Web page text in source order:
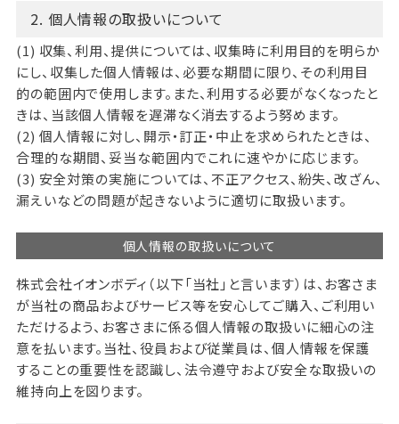
2. 個人情報の取扱いについて
(1) 収集、利用、提供については、収集時に利用目的を明らか
にし、収集した個人情報は、必要な期間に限り、その利用目
的の範囲内で使用します。また、利用する必要がなくなったと
きは、当該個人情報を遅滞なく消去するよう努めます。
(2) 個人情報に対し、開示・訂正・中止を求められたときは、
合理的な期間、妥当な範囲内でこれに速やかに応じます。
(3) 安全対策の実施については、不正アクセス、紛失、改ざん、
漏えいなどの問題が起きないように適切に取扱います。
個人情報の取扱いについて
株式会社イオンボディ（以下「当社」と言います）は、お客さま
が当社の商品およびサービス等を安心してご購入、ご利用い
ただけるよう、お客さまに係る個人情報の取扱いに細心の注
意を払います。当社、役員および従業員は、個人情報を保護
することの重要性を認識し、法令遵守および安全な取扱いの
維持向上を図ります。